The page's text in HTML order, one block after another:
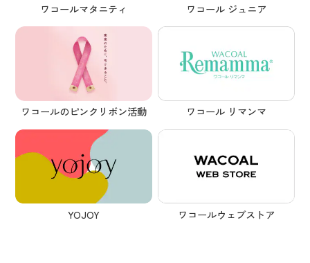
ワコールマタニティ ワコール ジュニア
ワコールのピンクリボン活動 ワコール リマンマ
YOJOY ワコールウェブストア